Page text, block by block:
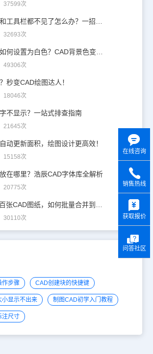
次
CAD菜单栏和工具栏都不见了怎么办？一招帮你轻松解决！
次
CAD背景色如何设置为白色？CAD背景色变白实操指南
次
秒变CAD绘图达人！
次
不显示？一站式排查指南
次
动更新面积，绘图设计更高效！
次
在哪里？浩辰CAD字体库全解析
次
甲方发来几百张CAD图纸，如何批量合并到一张设计图中？
次
作步骤 CAD创建块的快捷键
显示不出来 制图CAD初学入门教程
注尺寸
在线咨询
销售热线
获取报价
问答社区